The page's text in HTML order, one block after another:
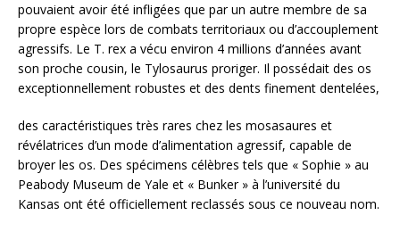
pouvaient avoir été infligées que par un autre membre de sa
propre espèce lors de combats territoriaux ou d’accouplement
agressifs. Le T. rex a vécu environ 4 millions d’années avant
son proche cousin, le Tylosaurus proriger. Il possédait des os
exceptionnellement robustes et des dents finement dentelées,
des caractéristiques très rares chez les mosasaures et
révélatrices d’un mode d’alimentation agressif, capable de
broyer les os. Des spécimens célèbres tels que « Sophie » au
Peabody Museum de Yale et « Bunker » à l’université du
Kansas ont été officiellement reclassés sous ce nouveau nom.